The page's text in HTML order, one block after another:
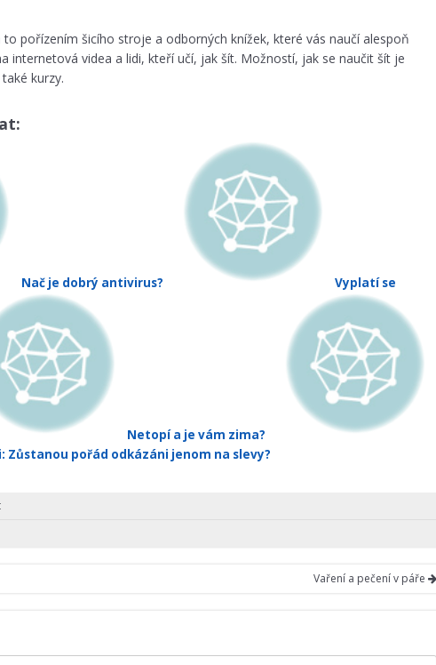
pořízením šicího stroje a odborných knížek, které vás naučí alespoň
internetová videa a lidi, kteří učí, jak šít. Možností, jak se naučit šít je
kurzy.
Nač je dobrý antivirus? Vyplatí se
Netopí a je vám zima?
Zůstanou pořád odkázáni jenom na slevy?
Vaření a pečení v páře